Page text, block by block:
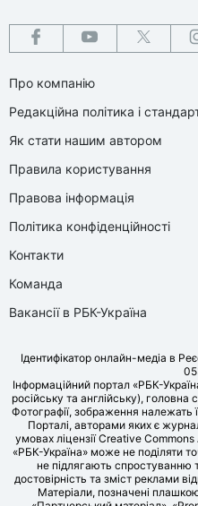
Про компанію
Редакційна політика і
Як стати нашим автором
Правила користування
Правова інформація
Політика конфіденційності
Контакти
Команда
Вакансії в РБК-Україна
Ідентифікатор онлайн-медіа в
Інформаційний портал «РБК-
російську та англійську), головна
Фотографії, зображення належать
Порталі, авторами яких є
умовах ліцензії Creative
«РБК-Україна» може не поділяти
не підлягають спростуванню
достовірність та зміст реклами
Матеріали, позначені